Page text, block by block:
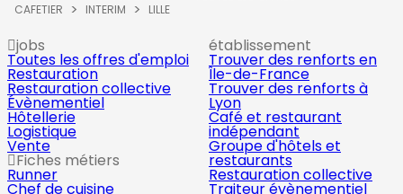
CAFETIER
INTERIM LILLE
jobs
Toutes les offres d'emploi
Restauration
Restauration collective
Évènementiel
Hôtellerie
Logistique
Vente
Fiches métiers
Runner
Chef de cuisine
établissement
Trouver des renforts en
Île-de-France
Trouver des renforts à
Lyon
Café et restaurant
indépendant
Groupe d'hôtels et
restaurants
Restauration collective
Traiteur évènementiel